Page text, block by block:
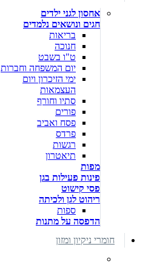
אחסון לגני ילדים
חגים ונושאים נלמדים
בריאות
חנוכה
ט"ו בשבט
יום המשפחה וחברות
ימי הזיכרון ויום
העצמאות
סתיו וחורף
פורים
פסח ואביב
פרדס
רגשות
תיאטרון
מפות
פינות פעילות בגן
פסי קישוט
ריהוט לגן ולכיתה
ספות
הדפסה על מתנות
חומרי ניקיון ומזון